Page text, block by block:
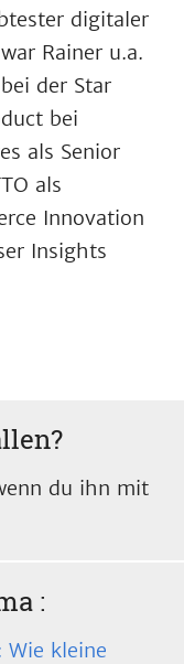
digitaler
Rainer u.a.
der Star
bei
als Senior
als
Innovation
Insights
du ihn mit
:
Wie kleine